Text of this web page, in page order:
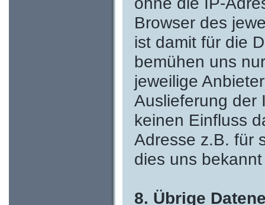
Browser des
ist damit für die
bemühen uns
jeweilige
Auslieferung der
keinen Einfluss
Adresse z.B. für
dies uns
8. Übrige